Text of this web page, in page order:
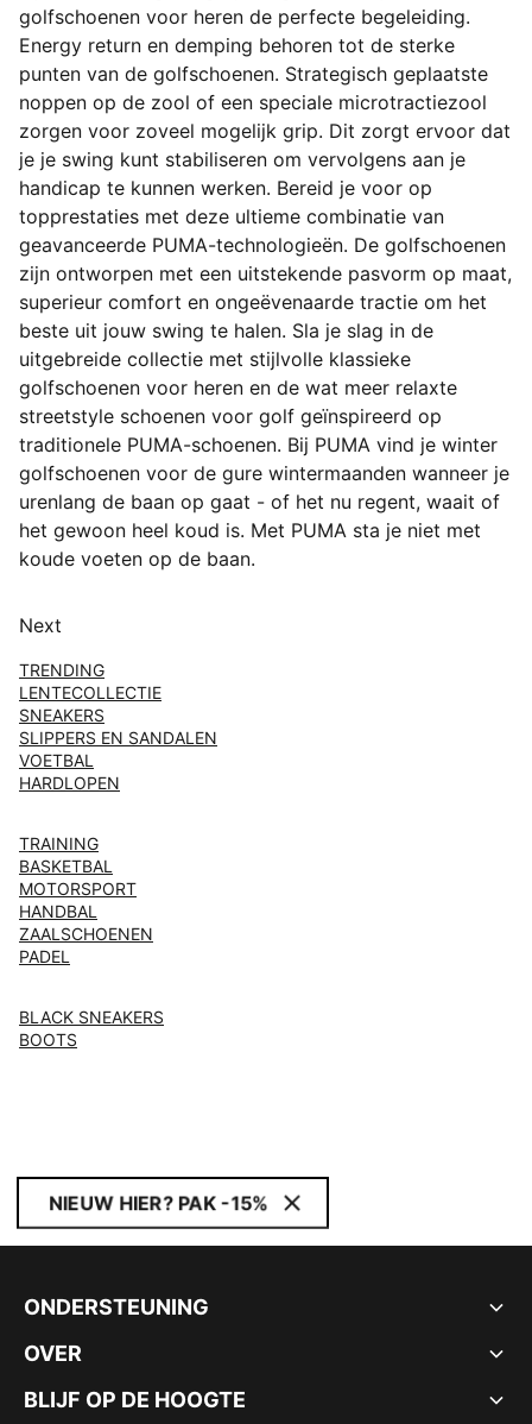
golfschoenen voor heren de perfecte begeleiding.
Energy return en demping behoren tot de sterke
punten van de golfschoenen. Strategisch geplaatste
noppen op de zool of een speciale microtractiezool
zorgen voor zoveel mogelijk grip. Dit zorgt ervoor dat
je je swing kunt stabiliseren om vervolgens aan je
handicap te kunnen werken. Bereid je voor op
topprestaties met deze ultieme combinatie van
geavanceerde PUMA-technologieën. De golfschoenen
zijn ontworpen met een uitstekende pasvorm op maat,
superieur comfort en ongeëvenaarde tractie om het
beste uit jouw swing te halen. Sla je slag in de
uitgebreide collectie met stijlvolle klassieke
golfschoenen voor heren en de wat meer relaxte
streetstyle schoenen voor golf geïnspireerd op
traditionele PUMA-schoenen. Bij PUMA vind je winter
golfschoenen voor de gure wintermaanden wanneer je
urenlang de baan op gaat - of het nu regent, waait of
het gewoon heel koud is. Met PUMA sta je niet met
koude voeten op de baan.
Next
TRENDING
LENTECOLLECTIE
SNEAKERS
SLIPPERS EN SANDALEN
VOETBAL
HARDLOPEN
TRAINING
BASKETBAL
MOTORSPORT
HANDBAL
ZAALSCHOENEN
PADEL
BLACK SNEAKERS
BOOTS
NIEUW HIER? PAK -15%
ONDERSTEUNING
OVER
BLIJF OP DE HOOGTE